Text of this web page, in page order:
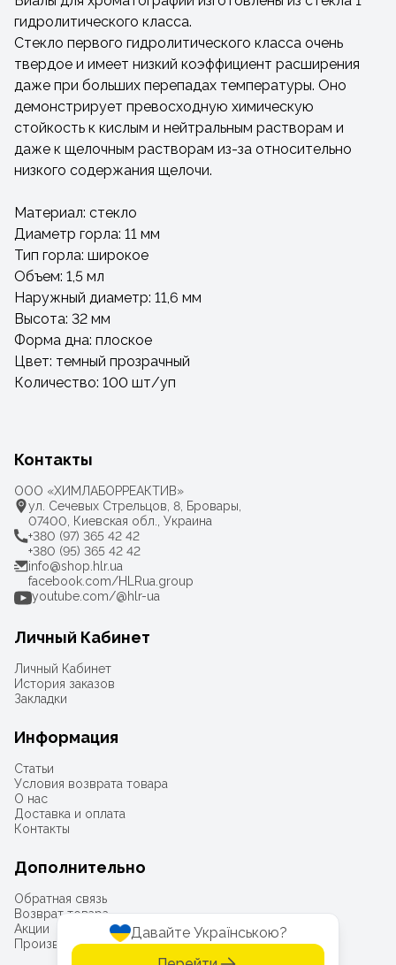
Давайте Українською?
гидролитического класса.
Стекло первого гидролитического класса очень
твердое и имеет низкий коэффициент расширения
даже при больших перепадах температуры. Оно
демонстрирует превосходную химическую
стойкость к кислым и нейтральным растворам и
даже к щелочным растворам из-за относительно
низкого содержания щелочи.
Материал: стекло
Диаметр горла: 11 мм
Тип горла: широкое
Объем: 1,5 мл
Наружный диаметр: 11,6 мм
Высота: 32 мм
Форма дна: плоское
Цвет: темный прозрачный
Количество: 100 шт/уп
Контакты
ООО «ХИМЛАБОРРЕАКТИВ»
ул. Сечевых Стрельцов, 8, Бровары,
07400, Киевская обл., Украина
+380 (97) 365 42 42
+380 (95) 365 42 42
info@shop.hlr.ua
facebook.com/HLRua.group
youtube.com/@hlr-ua
Личный Кабинет
Личный Кабинет
История заказов
Закладки
Информация
Статьи
Условия возврата товара
О нас
Доставка и оплата
Контакты
Дополнительно
Обратная связь
Возврат товара
Акции
Производители